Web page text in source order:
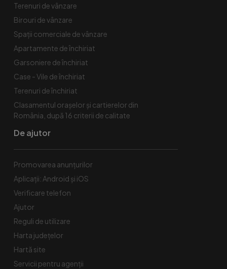
Terenuri de vânzare
Birouri de vânzare
Spaţii comerciale de vânzare
Apartamente de închiriat
Garsoniere de închiriat
Case - Vile de închiriat
Terenuri de închiriat
Clasamentul orașelor și cartierelor din
România, după 16 criterii de calitate
De ajutor
Promovarea anunțurilor
Aplicații: Android și iOS
Verificare telefon
Ajutor
Reguli de utilizare
Harta județelor
Hartă site
Servicii pentru agenții